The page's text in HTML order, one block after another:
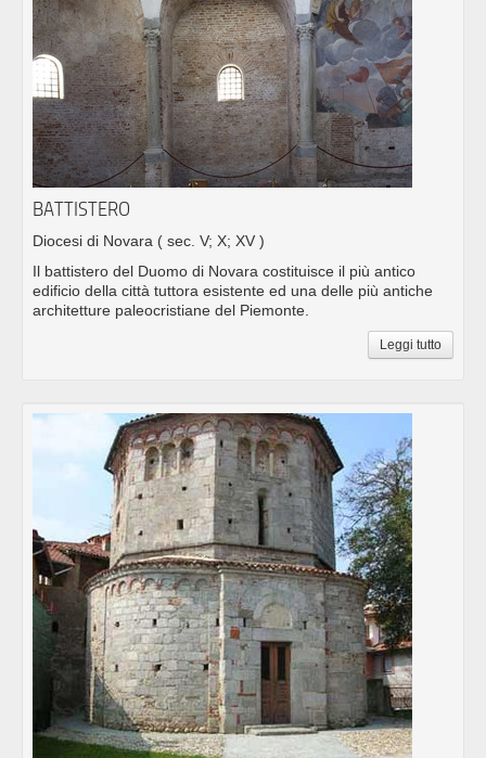
BATTISTERO
Diocesi di Novara ( sec. V; X; XV )
Il battistero del Duomo di Novara costituisce il più antico
edificio della città tuttora esistente ed una delle più antiche
architetture paleocristiane del Piemonte.
Leggi tutto